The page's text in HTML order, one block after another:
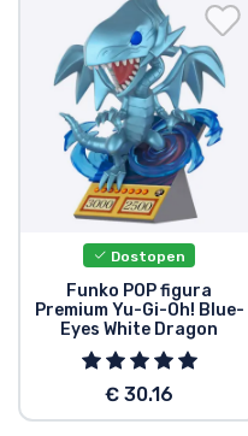
Dostopen
Funko POP figura
Premium Yu-Gi-Oh! Blue-
Eyes White Dragon
€ 30.16